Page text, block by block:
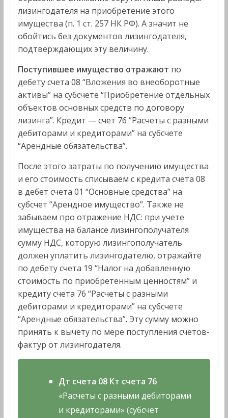
лизингодателя на приобретение этого
имущества (п. 1 ст. 257 НК РФ). А значит не
обойтись без документов лизингодателя,
подтверждающих эту величину.
Поступившее имущество отражают по
дебету счета 08 “Вложения во внеоборотные
активы” на субсчете “Приобретение отдельных
объектов основных средств по договору
лизинга”. Кредит — счет 76 “Расчеты с разными
дебиторами и кредиторами” на субсчете
“Арендные обязательства”.
После этого затраты по получению имущества
и его стоимость списываем с кредита счета 08
в дебет счета 01 “Основные средства” на
субсчет “Арендное имущество”. Также не
забываем про отражение НДС: при учете
имущества на балансе лизингополучателя
сумму НДС, которую лизингополучатель
должен уплатить лизингодателю, отражайте
по дебету счета 19 “Налог на добавленную
стоимость по приобретенным ценностям” и
кредиту счета 76 “Расчеты с разными
дебиторами и кредиторами” на субсчете
“Арендные обязательства”. Эту сумму можно
принять к вычету по мере поступления счетов-
фактур от лизингодателя.
Дт счета 08 Кт счета 76
«Расчеты с разными дебиторами
и кредиторами» (субсчет